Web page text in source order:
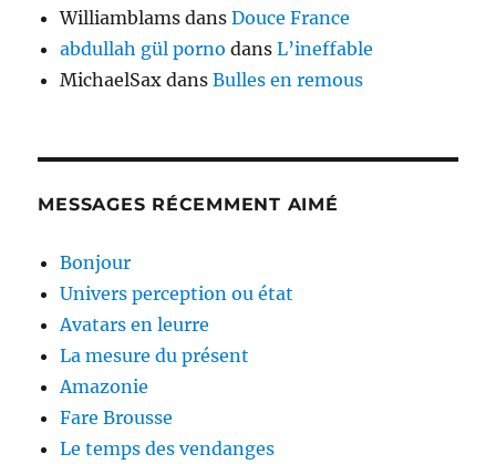
Williamblams dansDouce France
abdullah gül porno dansL’ineffable
MichaelSax dansBulles en remous
MESSAGES RÉCEMMENT AIMÉ
Bonjour
Univers perception ou état
Avatars en leurre
La mesure du présent
Amazonie
Fare Brousse
Le temps des vendanges